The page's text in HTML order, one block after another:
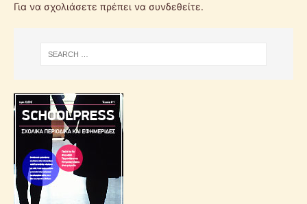
Για να σχολιάσετε πρέπει να συνδεθείτε.